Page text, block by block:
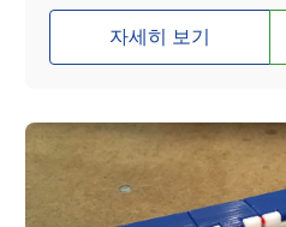
자세히 보기